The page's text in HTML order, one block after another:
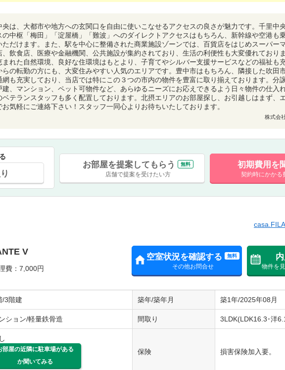
央は、大都市や地方への玄関口を自由に使いこなせるアクセスの良さが魅力です。千里中
の中枢「梅田」「淀屋橋」「難波」へのダイレクトアクセスはもちろん、新幹線や空港も
ただけます。また、駅を中心に整備された商業施設ゾーンでは、百貨店をはじめスーパー
、飲食店、医療や金融機関、公共施設が集約されており、生活の利便性も大変優れており
まれた自然環境、良好な住環境はもとより、子育てやシルバー支援サービスなどの福祉も
らの転勤の方にも、大変住みやすい人気のエリアです。豊中市はもちろん、隣接した吹田
網も充実しており、当店では特にこの３つの市内の物件を豊富に取り揃えております。分
建、マンション、ペット可物件など、あらゆるニーズにお応えできるよう日々物件の仕入
ベテランスタッフも多く配置しております。北摂エリアのお部屋探し、お引越しはまず、
お気軽にご連絡下さい！スタッフ一同心よりお待ちいたしております。
株式会
お部屋を提案してもらう 無料
店舗で提案を受けたい方
初期費用を
契約時にかかる
V
費：7,000円
空室状況を確認する 無料
その他お問合せ 物件を
/3階建 築年/築年月 築1年/2025年08月
ション/軽量鉄骨造 間取り 3LDK(LDK16.3･洋
部屋の近隣に駐車場がある
か聞いてみる
保険 損害保険加入要。